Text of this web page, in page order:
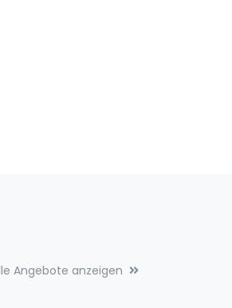
Angebote anzeigen